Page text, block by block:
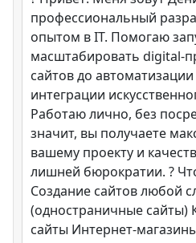
профессиональный
опытом в IT. Помогаю
масштабировать digital-
сайтов до
интеграции
Работаю лично, без
значит, вы получаете
вашему проекту и
лишней бюрократии. ?
Создание сайтов любой
(одностраничные сайты)
сайты Интернет-